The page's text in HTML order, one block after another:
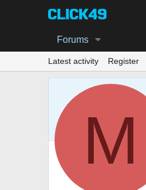
Forums
Latest activity Register
M